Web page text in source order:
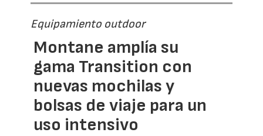
Equipamiento outdoor
Montane amplía su
gama Transition con
nuevas mochilas y
bolsas de viaje para un
uso intensivo